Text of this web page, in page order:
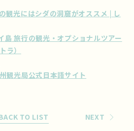
観光にはシダの洞窟がオススメ | し
島 旅行の観光・オプショナルツアー
ラ）
観光局公式日本語サイト
TO LIST NEXT